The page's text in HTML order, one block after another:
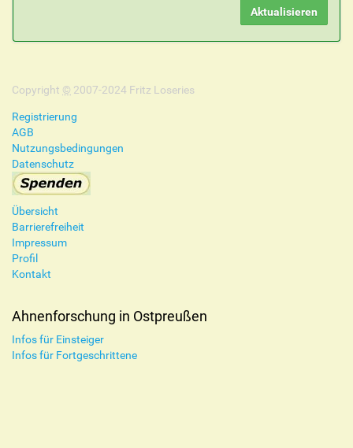
Copyright © 2007-2024 Fritz Loseries
Registrierung
AGB
Nutzungsbedingungen
Datenschutz
Übersicht
Barrierefreiheit
Impressum
Profil
Kontakt
Ahnenforschung in Ostpreußen
Infos für Einsteiger
Infos für Fortgeschrittene